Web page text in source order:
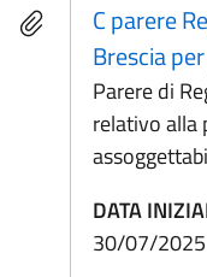
C parere
Brescia
Parere di
relativo alla
DATA
30/07/2025